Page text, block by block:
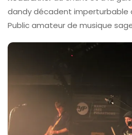
dandy décadent imperturbable
Public amateur de musique